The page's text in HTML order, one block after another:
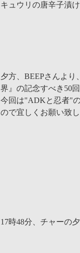
キュウリの唐辛子漬
夕方、BEEPさんよ
界』の記念すべき50
今回は"ADKと忍者"
ので宜しくお願い致
17時48分、チャーの